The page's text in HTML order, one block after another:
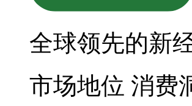
全球领先的新
市场地位 消费